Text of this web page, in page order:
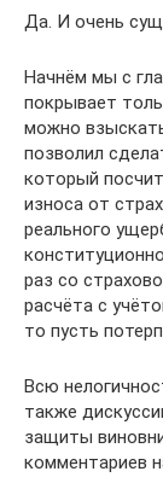
Да. И очень
Начнём мы с
покрывает
можно
позволил
который
износа от
реального
раз со
расчёта с
то пусть
Всю
также
защиты
комментариев